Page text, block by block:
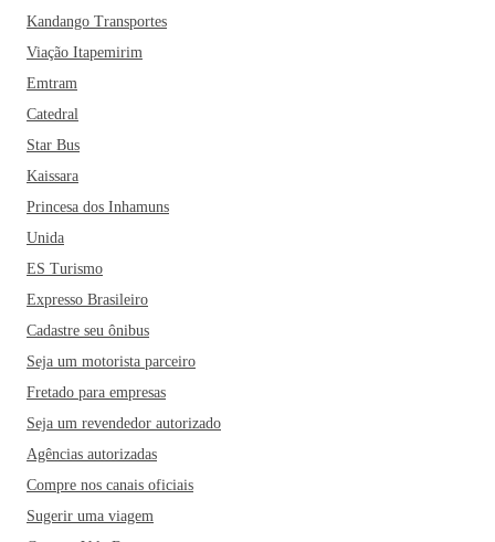
Kandango Transportes
Viação Itapemirim
Emtram
Catedral
Star Bus
Kaissara
Princesa dos Inhamuns
Unida
ES Turismo
Expresso Brasileiro
Cadastre seu ônibus
Seja um motorista parceiro
Fretado para empresas
Seja um revendedor autorizado
Agências autorizadas
Compre nos canais oficiais
Sugerir uma viagem